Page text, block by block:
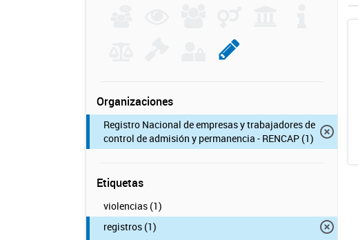
Organizaciones
Registro Nacional de empresas y trabajadores de
control de admisión y permanencia - RENCAP (1)
Etiquetas
violencias (1)
registros (1)